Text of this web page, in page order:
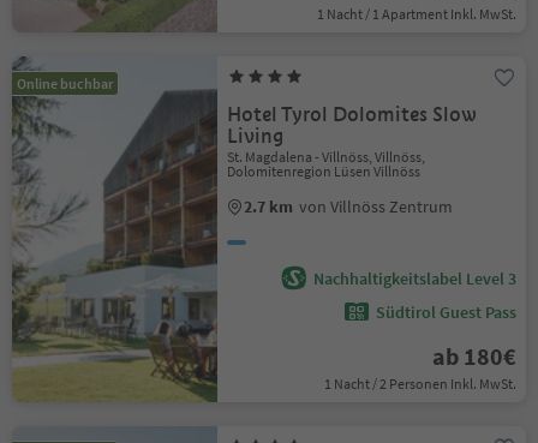
1 Nacht / 1 Apartment Inkl. MwSt.
Online buchbar
Hotel Tyrol Dolomites Slow
Living
St. Magdalena - Villnöss, Villnöss,
Dolomitenregion Lüsen Villnöss
2.7 km von Villnöss Zentrum
Nachhaltigkeitslabel Level 3
Südtirol Guest Pass
ab 180€
1 Nacht / 2 Personen Inkl. MwSt.